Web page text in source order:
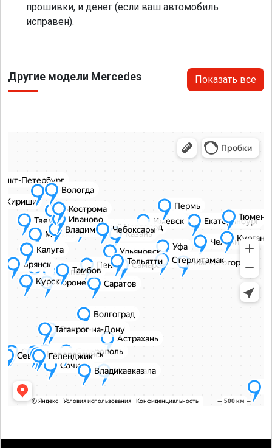
прошивки, и денег (если ваш автомобиль
исправен).
Другие модели Mercedes Показать все